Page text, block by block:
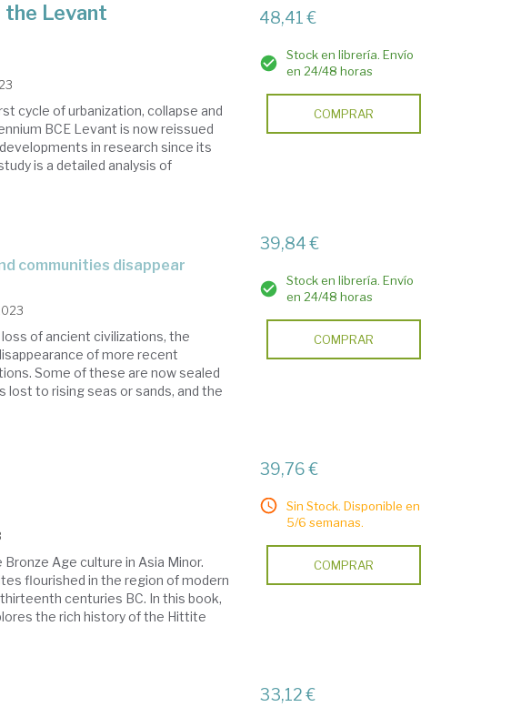
the Levant
cycle of urbanization, collapse and
BCE Levant is now reissued
in research since its
is a detailed analysis of
48,41 €
Stock en librería. Envío
en 24/48 horas
COMPRAR
communities disappear
of ancient civilizations, the
of more recent
Some of these are now sealed
lost to rising seas or sands, and the
39,84 €
Stock en librería. Envío
en 24/48 horas
COMPRAR
Age culture in Asia Minor.
flourished in the region of modern
centuries BC. In this book,
the rich history of the Hittite
39,76 €
Sin Stock. Disponible en
5/6 semanas.
COMPRAR
33,12 €